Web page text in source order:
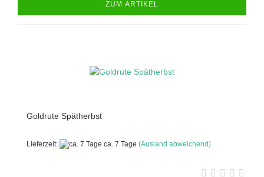
ZUM ARTIKEL
Goldrute Spätherbst
Lieferzeit: ca. 7 Tage (Ausland abweichend)